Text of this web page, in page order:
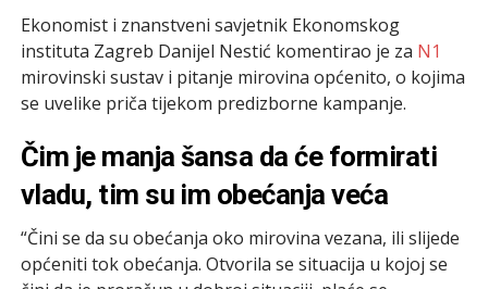
Ekonomist i znanstveni savjetnik Ekonomskog
instituta Zagreb Danijel Nestić komentirao je za N1
mirovinski sustav i pitanje mirovina općenito, o kojima
se uvelike priča tijekom predizborne kampanje.
Čim je manja šansa da će formirati
vladu, tim su im obećanja veća
“Čini se da su obećanja oko mirovina vezana, ili slijede
općeniti tok obećanja. Otvorila se situacija u kojoj se